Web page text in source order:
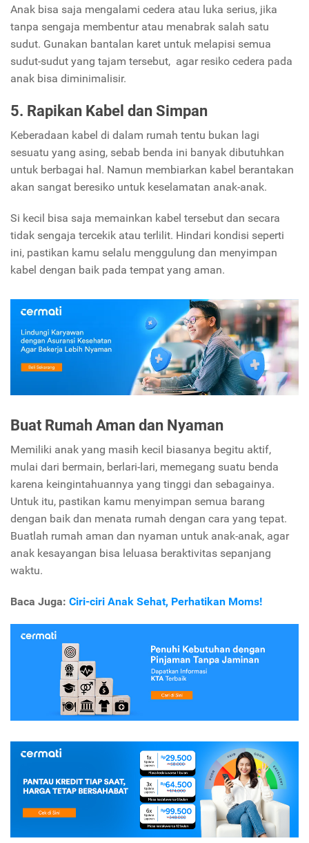
Anak bisa saja mengalami cedera atau luka serius, jika
tanpa sengaja membentur atau menabrak salah satu
sudut. Gunakan bantalan karet untuk melapisi semua
sudut-sudut yang tajam tersebut, agar resiko cedera pada
anak bisa diminimalisir.
5. Rapikan Kabel dan Simpan
Keberadaan kabel di dalam rumah tentu bukan lagi
sesuatu yang asing, sebab benda ini banyak dibutuhkan
untuk berbagai hal. Namun membiarkan kabel berantakan
akan sangat beresiko untuk keselamatan anak-anak.
Si kecil bisa saja memainkan kabel tersebut dan secara
tidak sengaja tercekik atau terlilit. Hindari kondisi seperti
ini, pastikan kamu selalu menggulung dan menyimpan
kabel dengan baik pada tempat yang aman.
Buat Rumah Aman dan Nyaman
Memiliki anak yang masih kecil biasanya begitu aktif,
mulai dari bermain, berlari-lari, memegang suatu benda
karena keingintahuannya yang tinggi dan sebagainya.
Untuk itu, pastikan kamu menyimpan semua barang
dengan baik dan menata rumah dengan cara yang tepat.
Buatlah rumah aman dan nyaman untuk anak-anak, agar
anak kesayangan bisa leluasa beraktivitas sepanjang
waktu.
Baca Juga: Ciri-ciri Anak Sehat, Perhatikan Moms!